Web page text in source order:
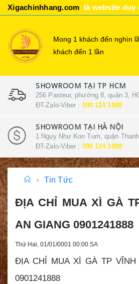
Xigachinhhang.com là website duy
Mong 1 khách đến nghìn
khách đến 1 lần
SHOWROOM TẠI TP HCM
256 Pasteur, phường 8, quận 3,
ĐT-Zalo-Viber : 090 124 1888
SHOWROOM TẠI HÀ NỘI
1 Ngụy Như Kon Tum, quận
ĐT-Zalo-Viber : 090 124 1888
Tin Tức
ĐỊA CHỈ MUA XÌ GÀ
AN GIANG 0901241888
Thứ Hai, 01/01/0001 00:00 SA
ĐỊA CHỈ MUA XÌ GÀ TP VĨNH
0901241888